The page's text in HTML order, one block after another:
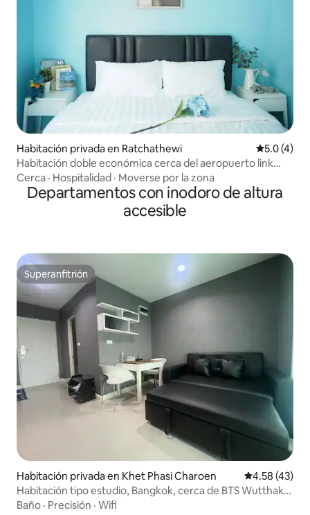
Habitación privada en Ratchathewi
5.0 (4)
Habitación doble económica cerca del aeropuerto link
Makkasan
Cerca · Hospitalidad · Moverse por la zona
Departamentos con inodoro de altura
accesible
Superanfitrión
Superanfitrión
Habitación privada en Khet Phasi Charoen Calificación
4.58 (43)
Habitación tipo estudio, Bangkok, cerca de BTS Wutthakat
y Bangwa
Baño · Precisión · Wifi